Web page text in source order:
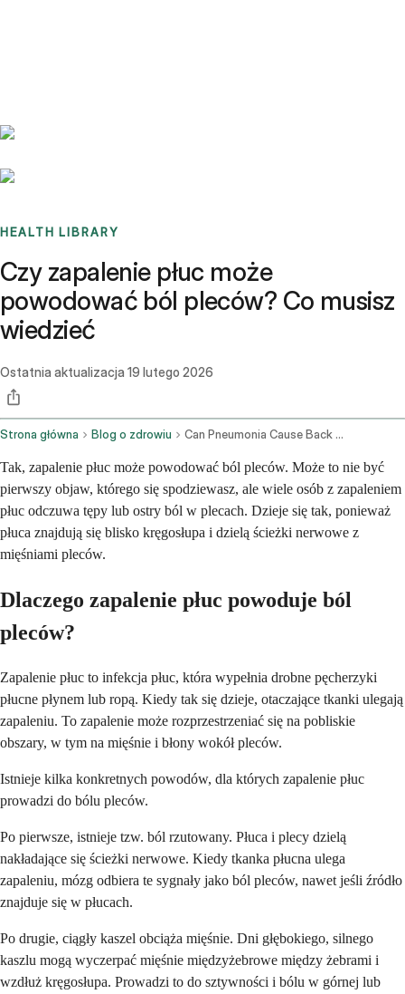
HEALTH LIBRARY
Czy zapalenie płuc może
powodować ból pleców? Co musisz
wiedzieć
Ostatnia aktualizacja 19 lutego 2026
Strona główna Blog o zdrowiu Can Pneumonia Cause Back Pain
Tak, zapalenie płuc może powodować ból pleców. Może to nie być
pierwszy objaw, którego się spodziewasz, ale wiele osób z zapaleniem
płuc odczuwa tępy lub ostry ból w plecach. Dzieje się tak, ponieważ
płuca znajdują się blisko kręgosłupa i dzielą ścieżki nerwowe z
mięśniami pleców.
Dlaczego zapalenie płuc powoduje ból
pleców?
Zapalenie płuc to infekcja płuc, która wypełnia drobne pęcherzyki
płucne płynem lub ropą. Kiedy tak się dzieje, otaczające tkanki ulegają
zapaleniu. To zapalenie może rozprzestrzeniać się na pobliskie
obszary, w tym na mięśnie i błony wokół pleców.
Istnieje kilka konkretnych powodów, dla których zapalenie płuc
prowadzi do bólu pleców.
Po pierwsze, istnieje tzw. ból rzutowany. Płuca i plecy dzielą
nakładające się ścieżki nerwowe. Kiedy tkanka płucna ulega
zapaleniu, mózg odbiera te sygnały jako ból pleców, nawet jeśli źródło
znajduje się w płucach.
Po drugie, ciągły kaszel obciąża mięśnie. Dni głębokiego, silnego
kaszlu mogą wyczerpać mięśnie międzyżebrowe między żebrami i
wzdłuż kręgosłupa. Prowadzi to do sztywności i bólu w górnej lub